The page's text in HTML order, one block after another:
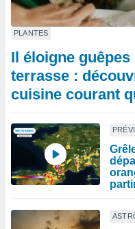
PLANTES
Il éloigne
terrasse :
cuisine courant